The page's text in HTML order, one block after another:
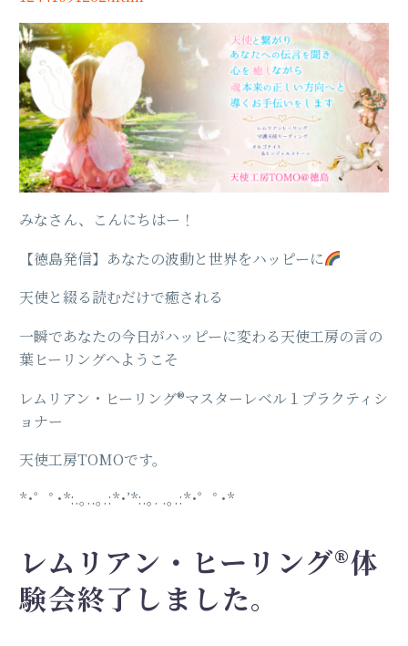
みなさん、こんにちはー！
【徳島発信】あなたの波動と世界をハッピーに
天使と綴る読むだけで癒される
一瞬であなたの今日がハッピーに変わる天使工房の言の
葉ヒーリングへようこそ
レムリアン・ヒーリング®️マスターレベル１プラクティシ
ョナー
天使工房TOMOです。
*･゜ﾟ･*:.｡..｡.:*･’*:.｡. .｡.:*･゜ﾟ･*
レムリアン・ヒーリング®️体
験会終了しました。